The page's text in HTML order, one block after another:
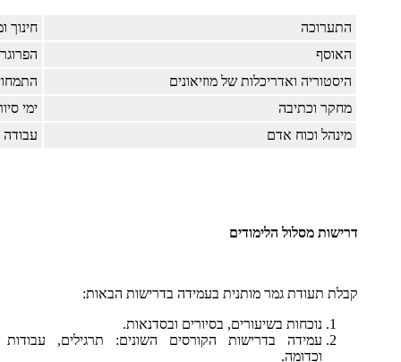
התערוכה
חינוך
האוסף
היסטוריה ואדריכלות של מוזיאונים
מחקר וכתיבה
ימי
מינהל וכוח אדם
דרישות מסלול הלימודים
קבלת תעודת גמר מותנית בעמידה בדרישות הבאות:
נוכחות בשיעורים, בסיורים ובסדנאות.
עמידה בדרישות הקורסים השונים: תרגילים, עבודות
וכדומה.